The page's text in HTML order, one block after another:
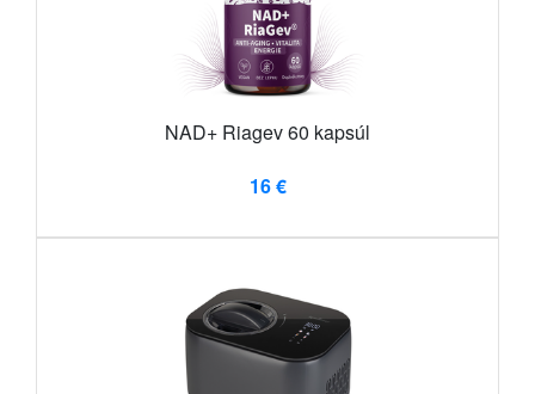
NAD+ Riagev 60 kapsúl
16 €